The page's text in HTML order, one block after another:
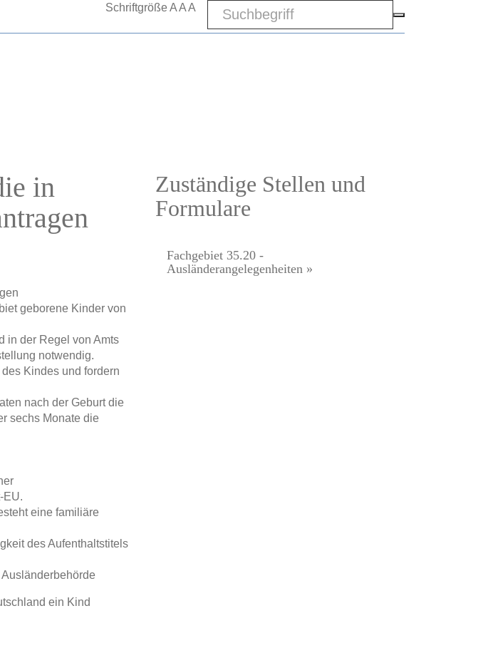
Schriftgröße A A A Sword
in
geborene Kinder von
in der Regel von Amts
notwendig.
Kindes und fordern
nach der Geburt die
sechs Monate die
EU.
eine familiäre
des Aufenthaltstitels
ein Kind
Zuständige Stellen und
Formulare
Fachgebiet 35.20 -
Ausländerangelegenheiten »